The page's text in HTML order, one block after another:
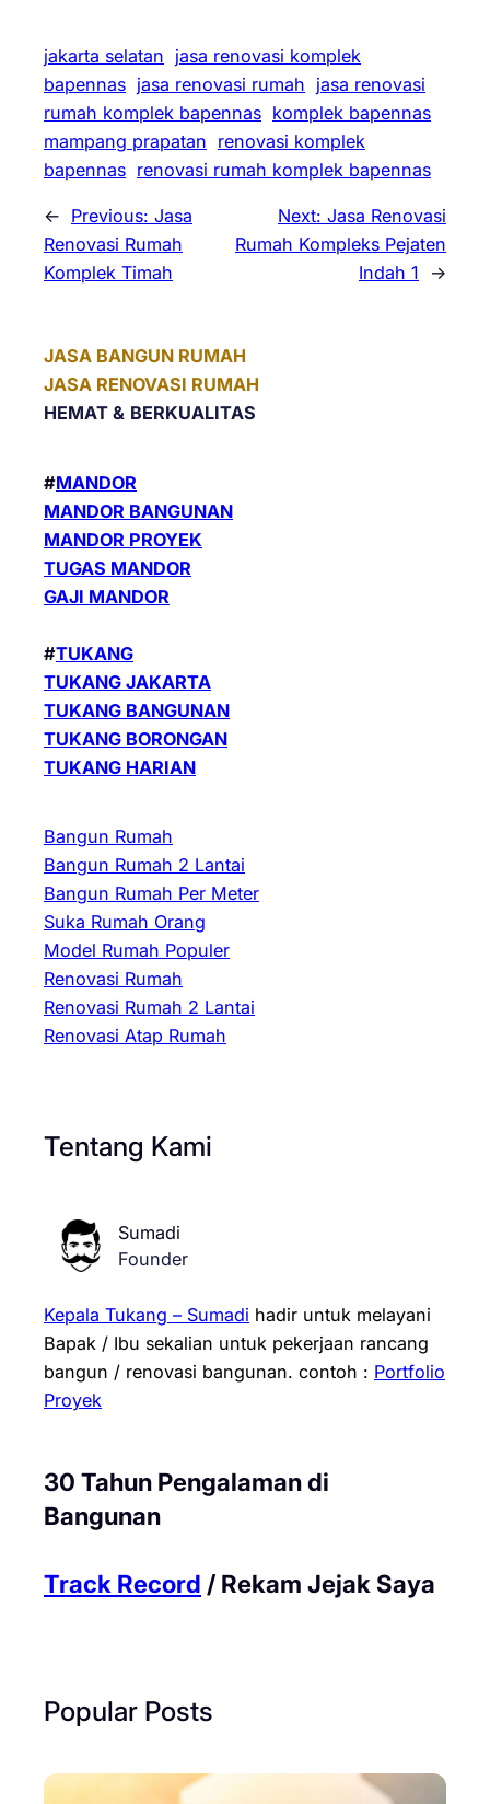
jakarta selatan jasa renovasi komplek
bapennas jasa renovasi rumah jasa renovasi
rumah komplek bapennas komplek bapennas
mampang prapatan renovasi komplek
bapennas renovasi rumah komplek bapennas
← Previous: Jasa
Renovasi Rumah
Komplek Timah
Next: Jasa Renovasi
Rumah Kompleks Pejaten
Indah 1
→
JASA BANGUN RUMAH
JASA RENOVASI RUMAH
HEMAT & BERKUALITAS
#MANDOR
MANDOR BANGUNAN
MANDOR PROYEK
TUGAS MANDOR
GAJI MANDOR
#TUKANG
TUKANG JAKARTA
TUKANG BANGUNAN
TUKANG BORONGAN
TUKANG HARIAN
Bangun Rumah
Bangun Rumah 2 Lantai
Bangun Rumah Per Meter
Suka Rumah Orang
Model Rumah Populer
Renovasi Rumah
Renovasi Rumah 2 Lantai
Renovasi Atap Rumah
Tentang Kami
Sumadi
Founder
Kepala Tukang – Sumadi hadir untuk melayani
Bapak / Ibu sekalian untuk pekerjaan rancang
bangun / renovasi bangunan. contoh : Portfolio
Proyek
30 Tahun Pengalaman di
Bangunan
Track Record / Rekam Jejak Saya
Popular Posts